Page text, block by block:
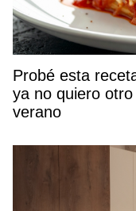
Probé esta
ya no quiero
verano